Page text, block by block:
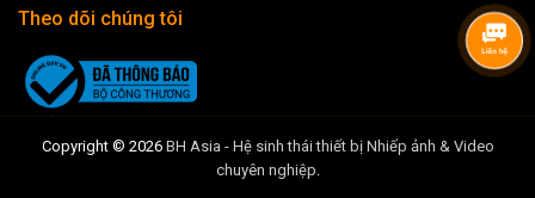
Theo dõi chúng tôi
Copyright © 2026 BH Asia - Hệ sinh thái thiết bị Nhiếp ảnh & Video
chuyên nghiệp